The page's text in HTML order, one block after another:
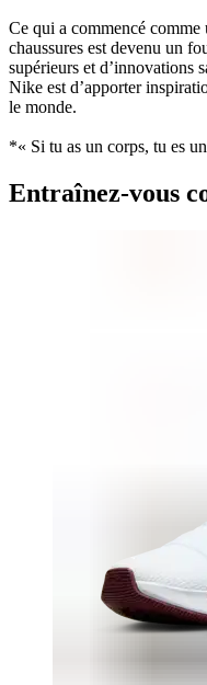
Ce qui a commencé
chaussures est devenu un
supérieurs et d’innovations
Nike est d’apporter
le monde.
*« Si tu as un corps, tu es
Entraînez-vous